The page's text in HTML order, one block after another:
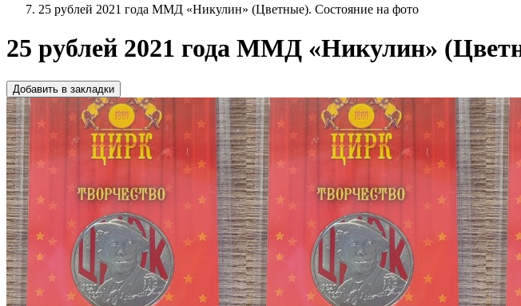
25 рублей 2021 года ММД «Никулин» (Цветные). Состояние на фото
25 рублей 2021 года ММД «Никулин»
Добавить в закладки